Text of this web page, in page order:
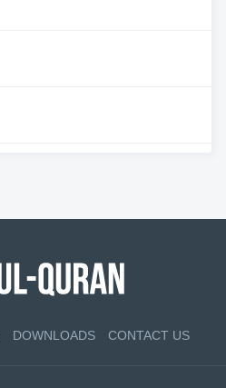
DOWNLOADS CONTACT US